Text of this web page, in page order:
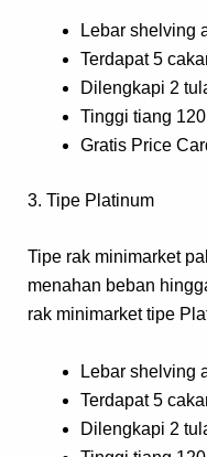
Lebar shelving
Terdapat 5
Dilengkapi 2
Tinggi tiang
Gratis Price
3. Tipe Platinum
Tipe rak minimarket
menahan beban
rak minimarket tipe
Lebar shelving
Terdapat 5
Dilengkapi 2